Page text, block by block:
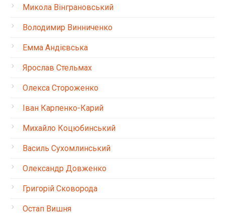
Микола Вінграновський
Володимир Винниченко
Емма Андієвська
Ярослав Стельмах
Олекса Стороженко
Іван Карпенко-Карий
Михайло Коцюбинський
Василь Сухомлинський
Олександр Довженко
Григорій Сковорода
Остап Вишня